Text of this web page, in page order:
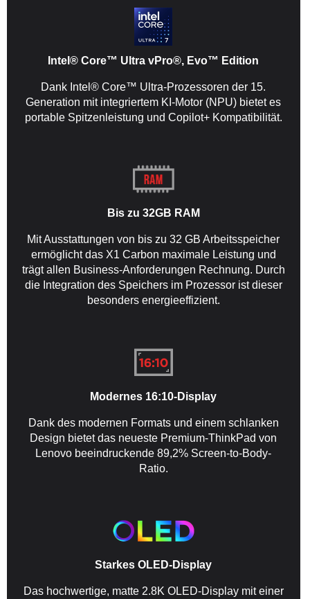
Intel® Core™ Ultra vPro®, Evo™ Edition
Dank Intel® Core™ Ultra-Prozessoren der 15.
Generation mit integriertem KI-Motor (NPU) bietet es
portable Spitzenleistung und Copilot+ Kompatibilität.
Bis zu 32GB RAM
Mit Ausstattungen von bis zu 32 GB Arbeitsspeicher
ermöglicht das X1 Carbon maximale Leistung und
trägt allen Business-Anforderungen Rechnung. Durch
die Integration des Speichers im Prozessor ist dieser
besonders energieeffizient.
Modernes 16:10-Display
Dank des modernen Formats und einem schlanken
Design bietet das neueste Premium-ThinkPad von
Lenovo beeindruckende 89,2% Screen-to-Body-
Ratio.
Starkes OLED-Display
Das hochwertige, matte 2.8K OLED-Display mit einer